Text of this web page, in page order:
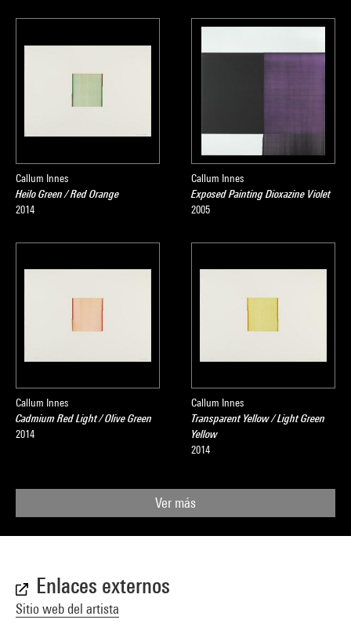
Callum Innes
Heilo Green / Red Orange
2014
Callum Innes
Exposed Painting Dioxazine Violet
2005
Callum Innes
Cadmium Red Light / Olive Green
2014
Callum Innes
Transparent Yellow / Light Green
Yellow
2014
Ver más
Enlaces externos
Sitio web del artista